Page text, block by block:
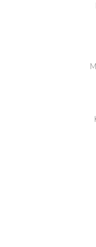
Ürün bilgilerinde
Ürün fiyatı diğer
Bu ürüne benzer